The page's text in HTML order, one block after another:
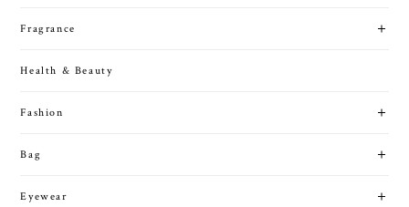
Fragrance
Health & Beauty
Fashion
Bag
Eyewear